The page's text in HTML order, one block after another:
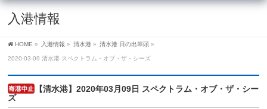
入港情報
HOME » 入港情報 » 清水港 » 清水港 日の出埠頭 »
2020-03-09 清水港 スペクトラム・オブ・ザ・シーズ
【清水港】2020年03月09日 スペクトラム・オブ・ザ・シー
ズ